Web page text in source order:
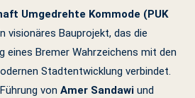
Umgedrehte Kommode (PUK
visionäres Bauprojekt, das die
eines Bremer Wahrzeichens mit den
Stadtentwicklung verbindet.
vonAmer Sandawi und